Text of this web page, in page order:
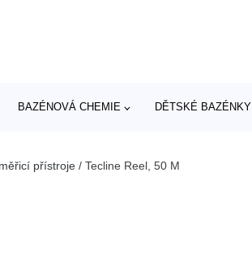
BAZÉNOVÁ CHEMIE DĚTSKÉ BAZÉNKY
přístroje / Tecline Reel, 50 M